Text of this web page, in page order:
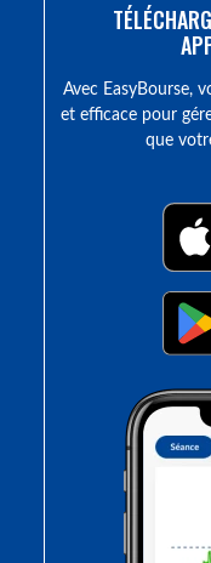
Avec EasyBourse,
et efficace pour
que